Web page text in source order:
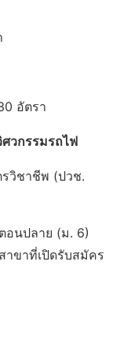
อัตรา
วกรรมรถไฟ
รวิชาชีพ (ปวช.
อนปลาย (ม. 6)
ขาที่เปิดรับสมัคร